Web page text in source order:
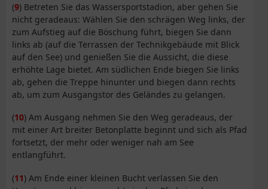
(9) Betreten Sie das Wassersportstadion, aber gehen Sie
nicht geradeaus: Wählen Sie den schrägen Weg links, der
zum Aufstieg auf die Böschung führt, biegen Sie dann
links ab (auf die Terrassen der Technikgebäude mit Blick
auf den See) und genießen Sie die Aussicht, die diese
erhöhte Lage bietet. Am südlichen Ende biegen Sie links
ab, gehen die Treppe hinunter und biegen dann rechts
ab, um zum Ausgangstor des Geländes zu gelangen.
(10) Am Ausgang nehmen Sie den Weg geradeaus, der
mit einer Art breiter Betonplatte beginnt und sich als Pfad
fortsetzt, der mehr oder weniger nah am See
entlangführt.
(11) Am Ende einer kleinen Bucht verlassen Sie den